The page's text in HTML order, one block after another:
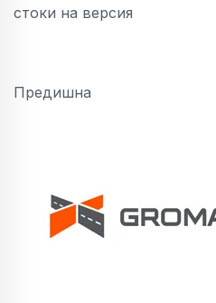
стоки на версия
Предишна